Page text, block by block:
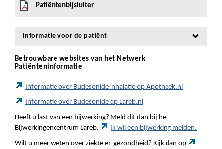
Patiëntenbijsluiter
Informatie voor de patiënt
Betrouwbare websites van het Netwerk
Patiënteninformatie
Informatie over Budesonide inhalatie op Apotheek.nl
Informatie over Budesonide op Lareb.nl
Heeft u last van een bijwerking? Meld dit dan bij het
Bijwerkingencentrum Lareb.
Ik wil een bijwerking melden.
Wilt u meer weten over ziekte en gezondheid? Kijk dan op